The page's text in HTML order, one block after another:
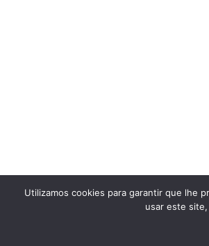
Utilizamos cookies para garantir que lhe
usar este